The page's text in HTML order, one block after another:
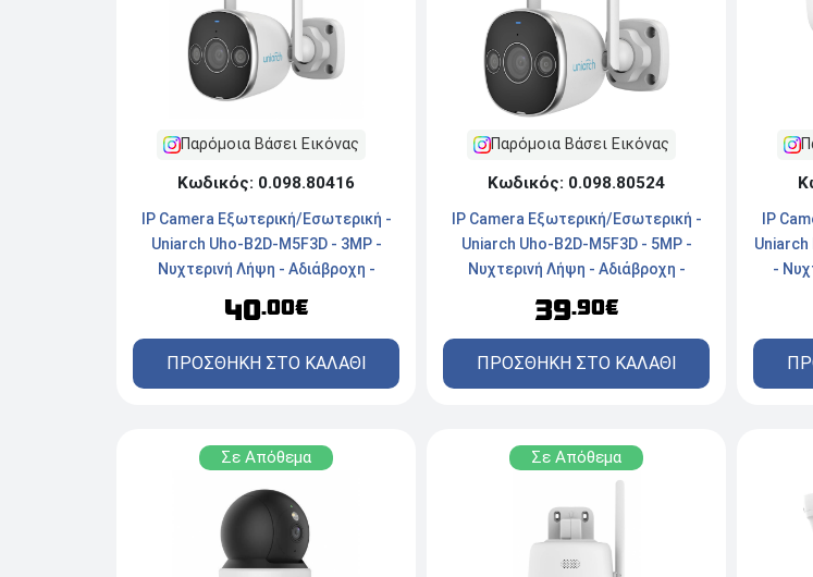
Παρόμοια Βάσει Εικόνας
Κωδικός: 0.098.80416
IP Camera Εξωτερική/Εσωτερική -
Uniarch Uho-B2D-M5F3D - 3MP -
Νυχτερινή Λήψη - Αδιάβροχη -
40.00€
ΠΡΟΣΘΗΚΗ ΣΤΟ ΚΑΛΑΘΙ
Παρόμοια Βάσει Εικόνας
Κωδικός: 0.098.80524
IP Camera Εξωτερική/Εσωτερική -
Uniarch Uho-B2D-M5F3D - 5MP -
Νυχτερινή Λήψη - Αδιάβροχη -
39.90€
ΠΡΟΣΘΗΚΗ ΣΤΟ ΚΑΛΑΘΙ
IP
Uniarch
-
Σε Απόθεμα Σε Απόθεμα